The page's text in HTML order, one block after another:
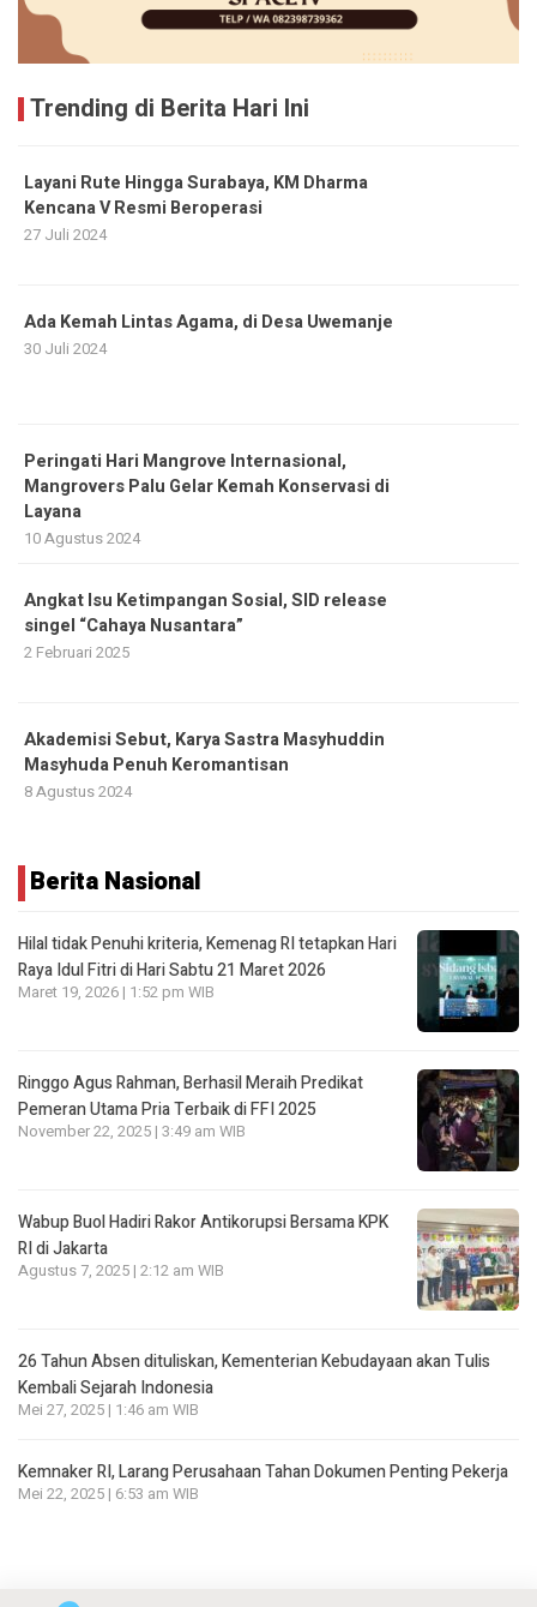
Trending di Berita Hari Ini
Layani Rute Hingga Surabaya, KM Dharma
Kencana V Resmi Beroperasi
27 Juli 2024
Ada Kemah Lintas Agama, di Desa Uwemanje
30 Juli 2024
Peringati Hari Mangrove Internasional,
Mangrovers Palu Gelar Kemah Konservasi di
Layana
10 Agustus 2024
Angkat Isu Ketimpangan Sosial, SID release
singel “Cahaya Nusantara”
2 Februari 2025
Akademisi Sebut, Karya Sastra Masyhuddin
Masyhuda Penuh Keromantisan
8 Agustus 2024
Berita Nasional
Hilal tidak Penuhi kriteria, Kemenag RI tetapkan Hari
Raya Idul Fitri di Hari Sabtu 21 Maret 2026
Maret 19, 2026 | 1:52 pm WIB
Ringgo Agus Rahman, Berhasil Meraih Predikat
Pemeran Utama Pria Terbaik di FFI 2025
November 22, 2025 | 3:49 am WIB
Wabup Buol Hadiri Rakor Antikorupsi Bersama KPK
RI di Jakarta
Agustus 7, 2025 | 2:12 am WIB
26 Tahun Absen dituliskan, Kementerian Kebudayaan akan Tulis
Kembali Sejarah Indonesia
Mei 27, 2025 | 1:46 am WIB
Kemnaker RI, Larang Perusahaan Tahan Dokumen Penting Pekerja
Mei 22, 2025 | 6:53 am WIB